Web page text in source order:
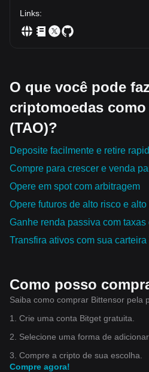
Links:
O que você pode
criptomoedas
(TAO)?
Deposite facilmente e retire
Compre para crescer e venda
Opere em spot com arbitragem
Opere futuros de alto risco e alto
Ganhe renda passiva com
Transfira ativos com sua carteira
Como posso
Saiba como comprar Bittensor pela
1. Crie uma conta Bitget gratuita.
2. Selecione uma forma de
3. Compre a cripto de sua escolha.
Compre agora!